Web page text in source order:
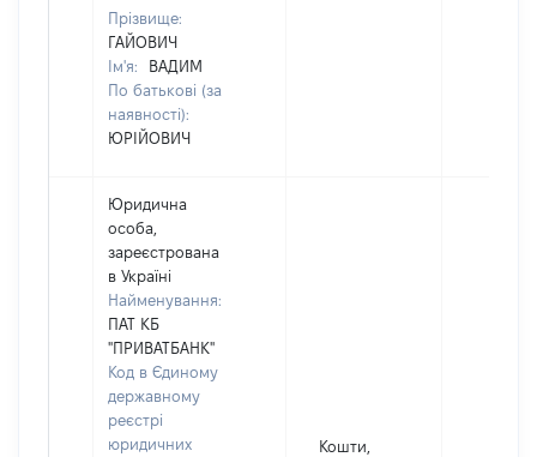
Прізвище:
ГАЙОВИЧ
Ім'я:
ВАДИМ
По батькові (за
наявності):
ЮРІЙОВИЧ
Юридична
особа,
зареєстрована
в Україні
Найменування:
ПАТ КБ
"ПРИВАТБАНК"
Код в Єдиному
державному
реєстрі
юридичних
Кошти,